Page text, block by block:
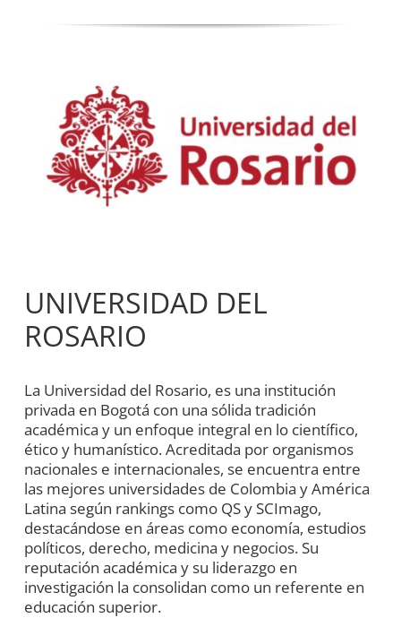
UNIVERSIDAD DEL
ROSARIO
La Universidad del Rosario, es una institución
privada en Bogotá con una sólida tradición
académica y un enfoque integral en lo científico,
ético y humanístico. Acreditada por organismos
nacionales e internacionales, se encuentra entre
las mejores universidades de Colombia y América
Latina según rankings como QS y SCImago,
destacándose en áreas como economía, estudios
políticos, derecho, medicina y negocios. Su
reputación académica y su liderazgo en
investigación la consolidan como un referente en
educación superior.